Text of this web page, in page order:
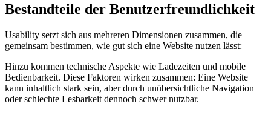
Bestandteile der Benutzerfreundlichkeit
Usability setzt sich aus mehreren Dimensionen zusammen, die
gemeinsam bestimmen, wie gut sich eine Website nutzen lässt:
Hinzu kommen technische Aspekte wie Ladezeiten und mobile
Bedienbarkeit. Diese Faktoren wirken zusammen: Eine Website
kann inhaltlich stark sein, aber durch unübersichtliche Navigation
oder schlechte Lesbarkeit dennoch schwer nutzbar.